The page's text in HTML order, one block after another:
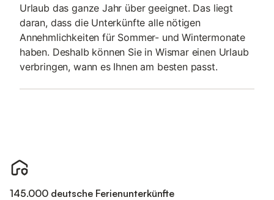
Urlaub das ganze Jahr über geeignet. Das liegt
daran, dass die Unterkünfte alle nötigen
Annehmlichkeiten für Sommer- und Wintermonate
haben. Deshalb können Sie in Wismar einen Urlaub
verbringen, wann es Ihnen am besten passt.
145.000 deutsche Ferienunterkünfte